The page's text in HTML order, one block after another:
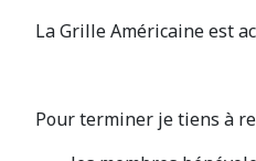
La Grille Américaine est
Pour terminer je tiens à